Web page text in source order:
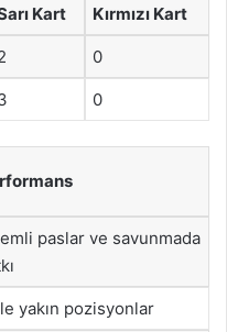
Kart Kırmızı Kart
0
0
paslar ve savunmada
yakın pozisyonlar